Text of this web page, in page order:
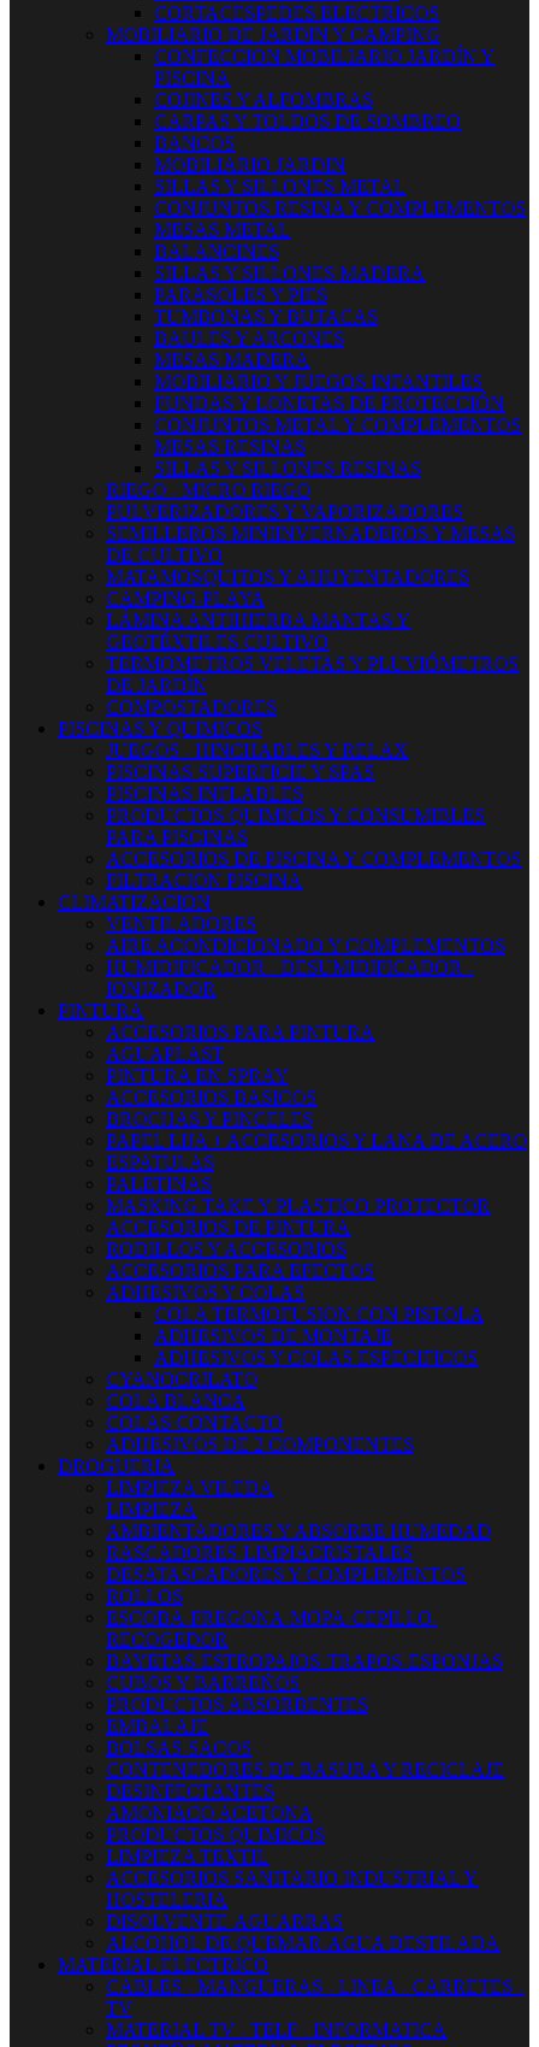
CORTACESPEDES ELECTRICOS
MOBILIARIO DE JARDIN Y CAMPING
CONFECCION MOBILIARIO JARDÍN Y
PISCINA
COJINES Y ALFOMBRAS
CARPAS Y TOLDOS DE SOMBREO
BANCOS
MOBILIARIO JARDIN
SILLAS Y SILLONES METAL
CONJUNTOS RESINA Y COMPLEMENTOS
MESAS METAL
BALANCINES
SILLAS Y SILLONES MADERA
PARASOLES Y PIES
TUMBONAS Y BUTACAS
BAULES Y ARCONES
MESAS MADERA
MOBILIARIO Y JUEGOS INFANTILES
FUNDAS Y LONETAS DE PROTECCIÓN
CONJUNTOS METAL Y COMPLEMENTOS
MESAS RESINAS
SILLAS Y SILLONES RESINAS
RIEGO - MICRO RIEGO
PULVERIZADORES Y VAPORIZADORES
SEMILLEROS MINIINVERNADEROS Y MESAS
DE CULTIVO
MATAMOSQUITOS Y AHUYENTADORES
CAMPING-PLAYA
LÁMINA ANTIHIERBA MANTAS Y
GEOTÉXTILES CULTIVO
TERMOMETROS VELETAS Y PLUVIÓMETROS
DE JARDÍN
COMPOSTADORES
PISCINAS Y QUIMICOS
JUEGOS - HINCHABLES Y RELAX
PISCINAS SUPERFICIE Y SPAS
PISCINAS INFLABLES
PRODUCTOS QUIMICOS Y CONSUMIBLES
PARA PISCINAS
ACCESORIOS DE PISCINA Y COMPLEMENTOS
FILTRACION PISCINA
CLIMATIZACION
VENTILADORES
AIRE ACONDICIONADO Y COMPLEMENTOS
HUMIDIFICADOR - DESUMIDIFICADOR -
IONIZADOR
PINTURA
ACCESORIOS PARA PINTURA
AGUAPLAST
PINTURA EN SPRAY
ACCESORIOS BASICOS
BROCHAS Y PINCELES
PAPEL LIJA + ACCESORIOS Y LANA DE ACERO
ESPATULAS
PALETINAS
MASKING TAKE Y PLASTICO PROTECTOR
ACCESORIOS DE PINTURA
RODILLOS Y ACCESORIOS
ACCESORIOS PARA EFECTOS
ADHESIVOS Y COLAS
COLA TERMOFUSION CON PISTOLA
ADHESIVOS DE MONTAJE
ADHESIVOS Y COLAS ESPECIFICOS
CYANOCRILATO
COLA BLANCA
COLAS CONTACTO
ADHESIVOS DE 2 COMPONENTES
DROGUERIA
LIMPIEZA VILEDA
LIMPIEZA
AMBIENTADORES Y ABSORBE HUMEDAD
RASCADORES-LIMPIACRISTALES
DESATASCADORES Y COMPLEMENTOS
ROLLOS
ESCOBA-FREGONA-MOPA-CEPILLO-
RECOGEDOR
BAYETAS-ESTROPAJOS-TRAPOS-ESPONJAS
CUBOS Y BARREÑOS
PRODUCTOS ABSORBENTES
EMBALAJE
BOLSAS-SACOS
CONTENEDORES DE BASURA Y RECICLAJE
DESINFECTANTES
AMONIACO ACETONA
PRODUCTOS QUIMICOS
LIMPIEZA TEXTIL
ACCESORIOS SANITARIO INDUSTRIAL Y
HOSTELERIA
DISOLVENTE-AGUARRAS
ALCOHOL DE QUEMAR-AGUA DESTILADA
MATERIAL ELECTRICO
CABLES - MANGUERAS - LINEA - CARRETES -
TV
MATERIAL TV - TELF - INFORMATICA